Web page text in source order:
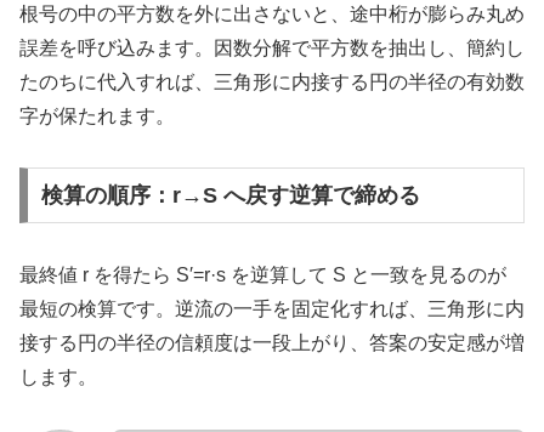
根号の中の平方数を外に出さないと、途中桁が膨らみ丸め
誤差を呼び込みます。因数分解で平方数を抽出し、簡約し
たのちに代入すれば、三角形に内接する円の半径の有効数
字が保たれます。
検算の順序：r→S へ戻す逆算で締める
最終値 r を得たら S′=r·s を逆算して S と一致を見るのが
最短の検算です。逆流の一手を固定化すれば、三角形に内
接する円の半径の信頼度は一段上がり、答案の安定感が増
します。